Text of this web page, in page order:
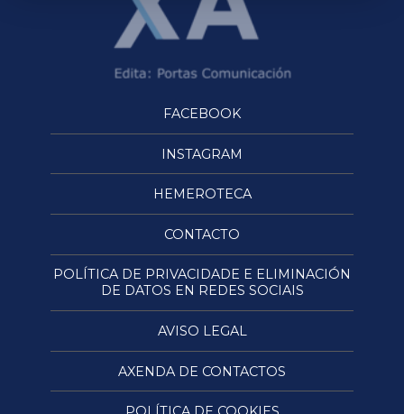
FACEBOOK
INSTAGRAM
HEMEROTECA
CONTACTO
POLÍTICA DE PRIVACIDADE E ELIMINACIÓN
DE DATOS EN REDES SOCIAIS
AVISO LEGAL
AXENDA DE CONTACTOS